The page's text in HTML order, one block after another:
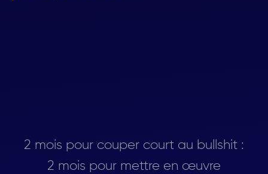
2 mois pour couper court au bullshit :
2 mois pour mettre en œuvre